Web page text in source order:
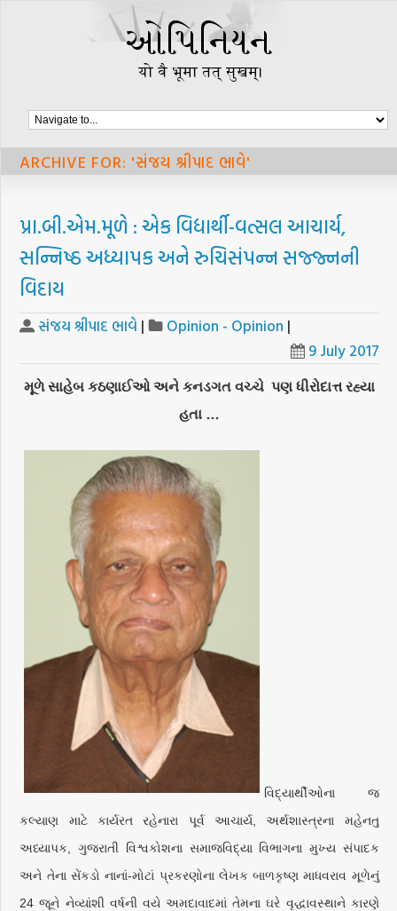
ARCHIVE FOR: 'સંજય શ્રીપાદ ભાવે'
પ્રા.બી.એમ.મૂળે : એક વિદ્યાર્થી-વત્સલ આચાર્ય,
સન્નિષ્ઠ અધ્યાપક અને રુચિસંપન્ન સજ્જ્નની
વિદાય
સંજય શ્રીપાદ ભાવે | Opinion - Opinion |
9 July 2017
મૂળે સાહેબ કઠણાઈઓ અને કનડગત વચ્ચે પણ ધીરોદાત્ત રહ્યા
હતા …
વિદ્યાર્થીઓના જ
કલ્યાણ માટે કાર્યરત રહેનારા પૂર્વ આચાર્ય, અર્થશાસ્ત્રના મહેનતુ
અધ્યાપક, ગુજરાતી વિશ્વકોશના સમાજવિદ્યા વિભાગના મુખ્ય સંપાદક
અને તેના સેંકડો નાનાં-મોટાં પ્રકરણોના લેખક બાળકૃષ્ણ માધવરાવ મૂળેનું
24 જૂને નેવ્યાંશી વર્ષની વયે અમદાવાદમાં તેમના ઘરે વૃદ્ધાવસ્થાને કારણે